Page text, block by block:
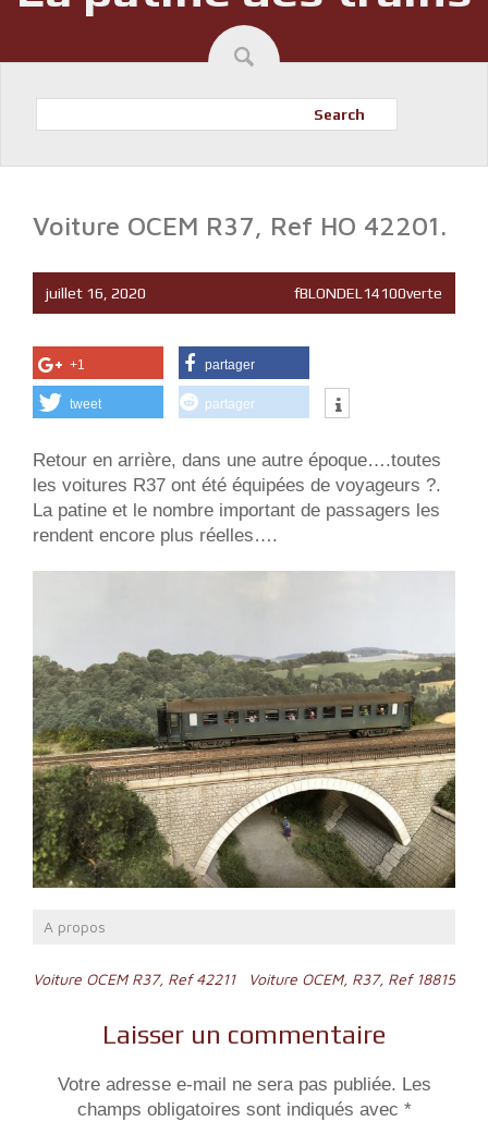
Search
Voiture OCEM R37, Ref HO 42201.
juillet 16, 2020 fBLONDEL14100verte
+1 partager
tweet partager
Retour en arrière, dans une autre époque….toutes
les voitures R37 ont été équipées de voyageurs ?.
La patine et le nombre important de passagers les
rendent encore plus réelles….
A propos
Navigation
l’article
Voiture OCEM R37, Ref 42211 Voiture OCEM, R37, Ref 18815
Laisser un commentaire
Votre adresse e-mail ne sera pas publiée. Les
champs obligatoires sont indiqués avec *